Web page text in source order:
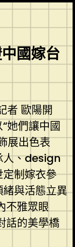
國嫁台
者 歐陽開
她們讓中國
展出色表
人、design
制嫁衣參
與活態立異
不雅眾眼
話的美學橋